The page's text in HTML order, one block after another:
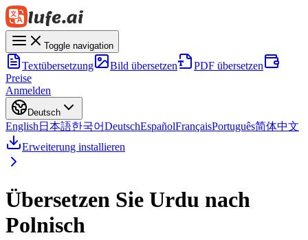
Toggle navigation
Textübersetzung Bild übersetzen
PDF übersetzen
Preise
Anmelden
Deutsch
English 日本語한국어DeutschEspañolFrançaisPortuguês简体中文
Erweiterung installieren
Übersetzen Sie Urdu nach
Polnisch